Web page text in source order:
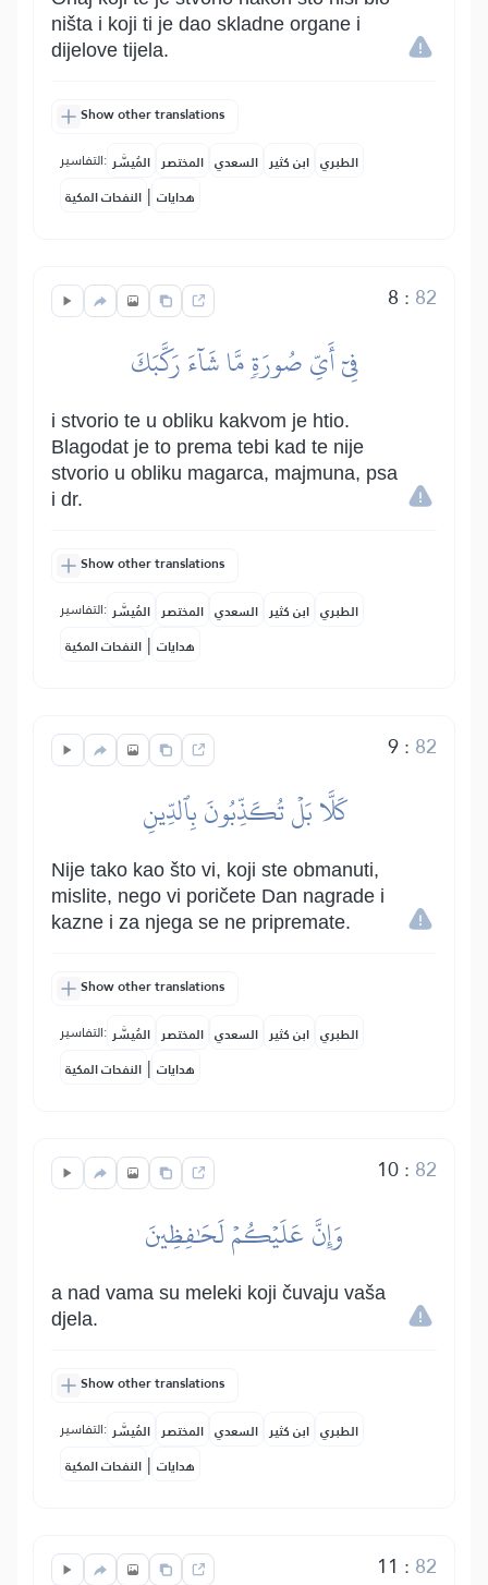
ništa i koji ti je dao skladne organe i
dijelove tijela.
Show other translations
التفاسير: المُيسَّر المختصر السعدي ابن كثير الطبري
النفحات المكية | هدايات
8 : 82
فِيٓ أَيِّ صُورَةٖ مَّا شَآءَ رَكَّبَكَ
i stvorio te u obliku kakvom je htio.
Blagodat je to prema tebi kad te nije
stvorio u obliku magarca, majmuna, psa
i dr.
Show other translations
التفاسير: المُيسَّر المختصر السعدي ابن كثير الطبري
النفحات المكية | هدايات
9: 82
كَلَّا بَلۡ تُكَذِّبُونَ بِٱلدِّينِ
Nije tako kao što vi, koji ste obmanuti,
mislite, nego vi poričete Dan nagrade i
kazne i za njega se ne pripremate.
Show other translations
التفاسير: المُيسَّر المختصر السعدي ابن كثير الطبري
النفحات المكية | هدايات
10: 82
وَإِنَّ عَلَيۡكُمۡ لَحَٰفِظِينَ
a nad vama su meleki koji čuvaju vaša
djela.
Show other translations
التفاسير: المُيسَّر المختصر السعدي ابن كثير الطبري
النفحات المكية | هدايات
11 : 82